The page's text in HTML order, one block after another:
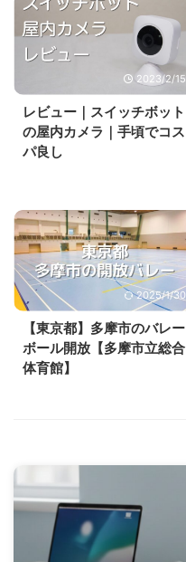
2023/2/15
レビュー｜スイッチボット
の屋内カメラ｜手頃でコス
パ良し
2025/1/30
【東京都】多摩市のバレー
ボール開放【多摩市立総合
体育館】